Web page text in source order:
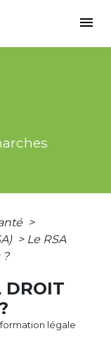
menu
>
> Le RSA
?
DROIT
légale